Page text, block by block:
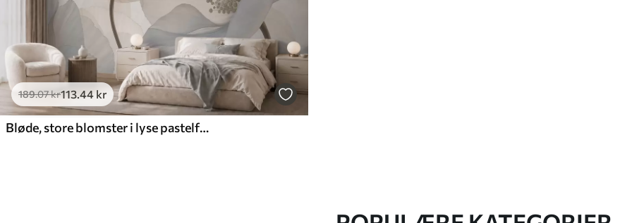
189.07kr113.44 kr
Bløde, store blomster i lyse pastelfarver